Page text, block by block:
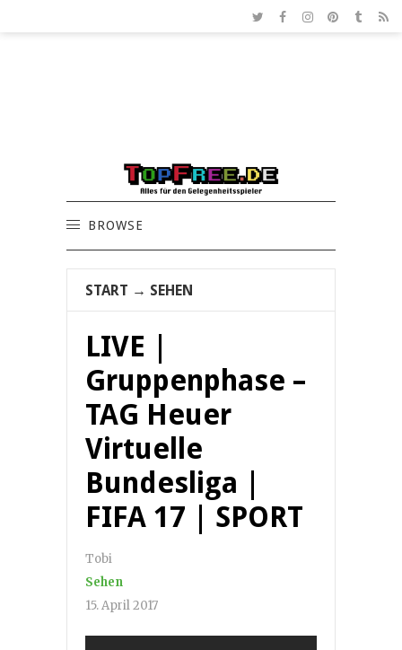
BROWSE
START → SEHEN
LIVE |
Gruppenphase –
TAG Heuer
Virtuelle
Bundesliga |
FIFA 17 | SPORT
Tobi
Sehen
15. April 2017